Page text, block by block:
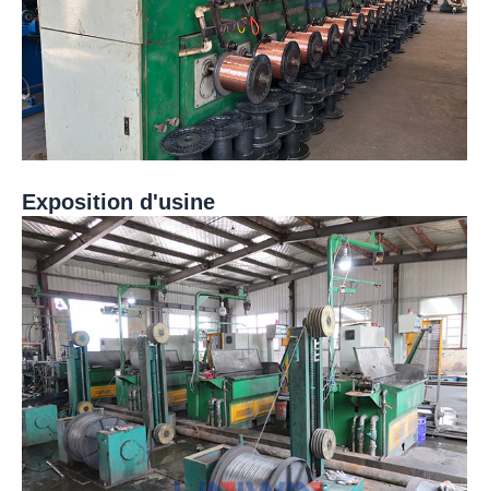
Exposition d'usine